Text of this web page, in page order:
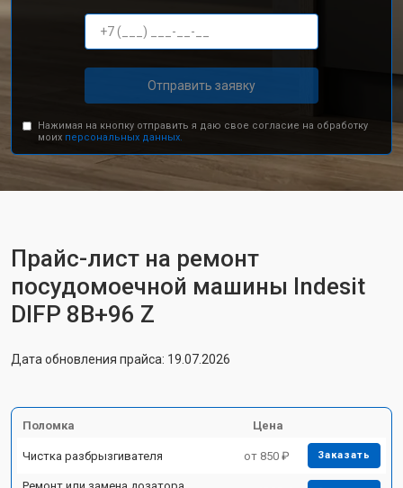
Отправить заявку
Нажимая на кнопку отправить я даю свое согласие на обработку
моих персональных данных.
Прайс-лист на ремонт
посудомоечной машины Indesit
DIFP 8B+96 Z
Дата обновления прайса: 19.07.2026
Поломка Цена
Чистка разбрызгивателя от 850 ₽ Заказать